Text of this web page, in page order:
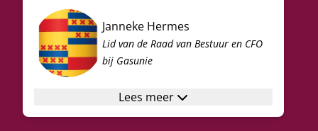
Janneke Hermes
Lid van de Raad van Bestuur en CFO
bij Gasunie
Lees meer